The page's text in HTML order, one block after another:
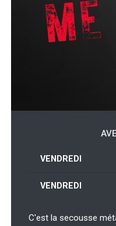
VENDREDI
VENDREDI
C'est la secousse